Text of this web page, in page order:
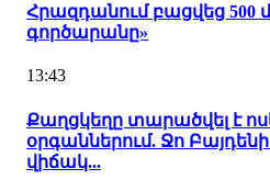
Հրազդանում բացվեց 500
գործարանը»
13:43
Քաղցկեղը տարածվել է
օրգաններում. Ջո
վիճակ...